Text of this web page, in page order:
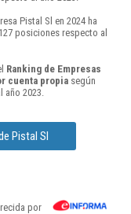
Pistal Sl en 2024 ha
posiciones respecto al
Ranking de Empresas
cuenta propia según
2023.
Pistal Sl
por